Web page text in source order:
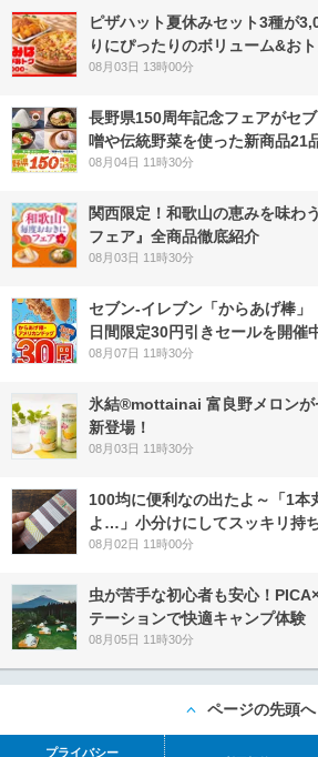
ピザハット夏休みセット3種が
りにぴったりのボリューム&お
08月03日 13時00分
長野県150周年記念フェアがセ
噌や伝統野菜を使った新商品21
08月04日 11時30分
関西限定！和歌山の恵みを味わ
フェア』全商品徹底紹介
08月03日 11時30分
セブン‐イレブン「からあげ棒
日間限定30円引きセールを開催
08月07日 11時30分
氷結®mottainai 富良野メロンが
新登場！
08月03日 11時30分
100均に便利なの出たよ～「1本
よ…」小分けにしてスッキリ持
08月02日 11時00分
虫が苦手な初心者も安心！
テーションで快適キャンプ体験
08月05日 11時30分
ページの先頭へ
プライバシー